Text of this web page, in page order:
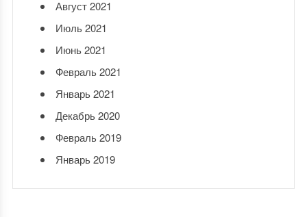
Август 2021
Июль 2021
Июнь 2021
Февраль 2021
Январь 2021
Декабрь 2020
Февраль 2019
Январь 2019